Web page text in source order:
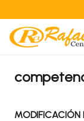
MODIFICACIÓN